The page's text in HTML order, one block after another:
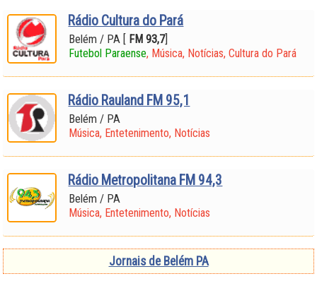
Rádio Cultura do Pará
Belém / PA [ FM 93,7]
Futebol Paraense, Música, Notícias, Cultura do Pará
Rádio Rauland FM 95,1
Belém / PA
Música, Entetenimento, Notícias
Rádio Metropolitana FM 94,3
Belém / PA
Música, Entetenimento, Notícias
Jornais de Belém PA